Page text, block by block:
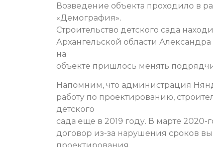
Возведение объекта проходило в
«Демография».
Строительство детского сада
Архангельской области
на
объекте пришлось менять
Напомним, что администрация
работу по проектированию,
детского
сада еще в 2019 году. В марте
договор из-за нарушения сроков